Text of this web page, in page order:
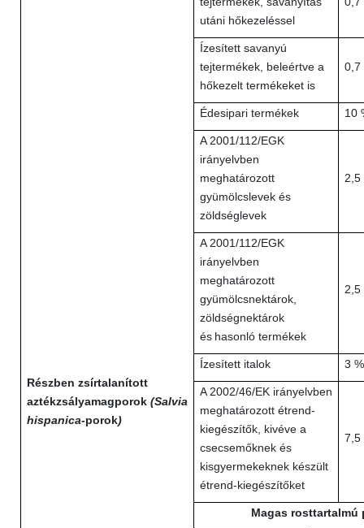
Részben zsírtalanított
aztékzsályamagporok (Salvia
hispanica-porok)
utáni hőkezeléssel
Ízesített savanyú
tejtermékek, beleértve a
hőkezelt termékeket is
0,7
Édesipari termékek 10
A 2001/112/EGK
irányelvben
meghatározott
gyümölcslevek és
zöldséglevek
2,5
A 2001/112/EGK
irányelvben
meghatározott
gyümölcsnektárok,
zöldségnektárok
és hasonló termékek
2,5
Ízesített italok 3 %
A 2002/46/EK irányelvben
meghatározott étrend-
kiegészítők, kivéve a
csecsemőknek és
kisgyermekeknek készült
étrend-kiegészítőket
7,5
Magas rosttartalmú